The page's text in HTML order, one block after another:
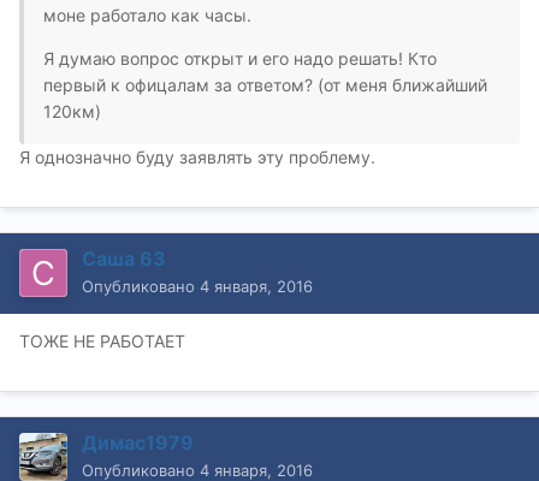
моне работало как часы.
Я думаю вопрос открыт и его надо решать! Кто
первый к офицалам за ответом? (от меня ближайший
120км)
Я однозначно буду заявлять эту проблему.
Саша 63
Опубликовано 4 января, 2016
ТОЖЕ НЕ РАБОТАЕТ
Димас1979
Опубликовано 4 января, 2016